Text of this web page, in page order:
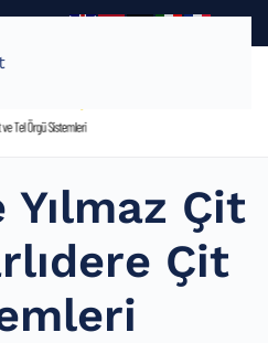
40
Yılmaz Çit
Çit